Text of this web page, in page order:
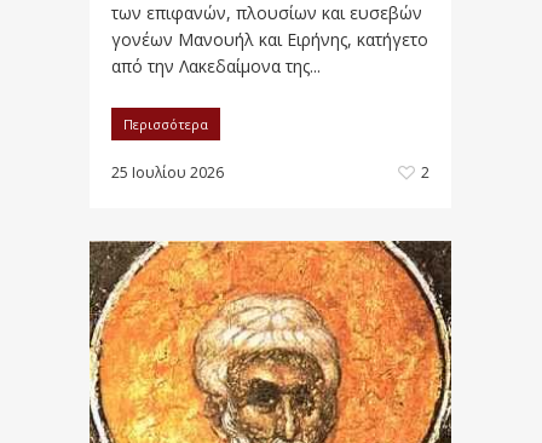
των επιφανών, πλουσίων και ευσεβών
γονέων Μανουήλ και Ειρήνης, κατήγετο
από την Λακεδαίμονα της...
Περισσότερα
25 Ιουλίου 2026 2